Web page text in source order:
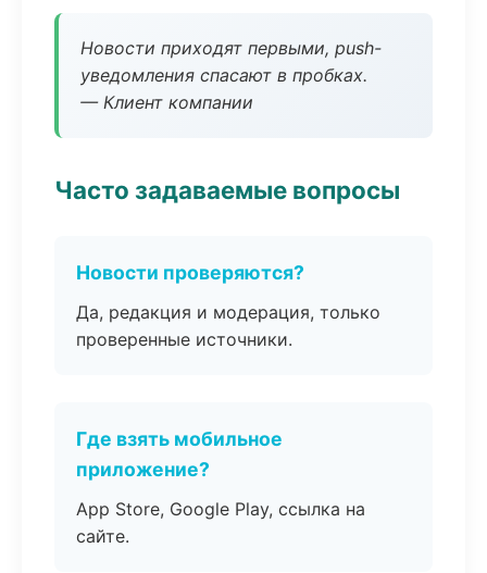
Новости приходят первыми, push-
уведомления спасают в пробках.
— Клиент компании
Часто задаваемые вопросы
Новости проверяются?
Да, редакция и модерация, только
проверенные источники.
Где взять мобильное
приложение?
App Store, Google Play, ссылка на
сайте.